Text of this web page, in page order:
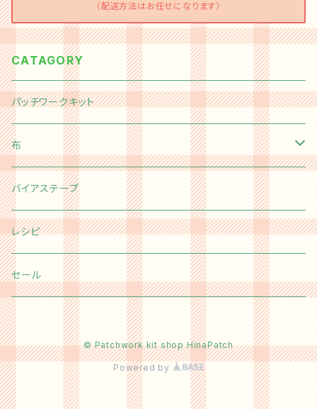
（配送方法はお任せになります）
CATAGORY
パッチワークキット
布
切り売り
Happy message 30's
moda
Kei Fabric
オリジナル布
その他国産ファブリック
カットクロス
Happy message 30's
moda
Kei Fabric
オリジナル布
チャームパック
ミニチャームパック
カットクロスセット
半端はぎれ
バイアステープ
レシピ
セール
© Patchwork kit shop HinaPatch
Powered by